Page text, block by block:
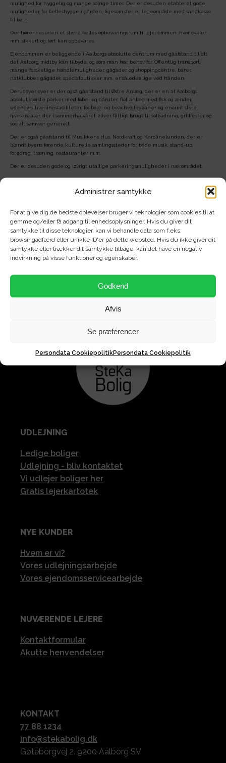
Administrer samtykke
For at give dig de bedste oplevelser bruger vi teknologier som cookies til at
gemme og/eller få adgang til enhedsoplysninger. Hvis du giver dit
samtykke til disse teknologier, kan vi behandle data som f.eks.
browsingadfærd eller unikke ID'er på dette websted. Hvis du ikke giver dit
samtykke eller trækker dit samtykke tilbage, kan det have en negativ
indvirkning på visse funktioner og egenskaber.
Godkend
Afvis
Se præferencer
Persondata CookiepolitikPersondata Cookiepolitik
mulighed for hyggelig og mange solrige timer. Der er desuden etableret gode
muligheder for fælleshygge i gården, ligesom der er legeområde med sandkasse
til børn.
Der hører desuden et større fælles opbevaringsrum til ejedommen, hvor cykler
mm. sikkert og tørt kan opbevares.
Ejendommen er beliggende i Aalborgs absolutte centrum med gåafstand til alt
det Aalborg midtby kan tilbyde, og som man har behov for. Offentlig transport,
mange forskellige handlemuligheder, gågader og shoppingcentre, barer,
natklubber, gågader, specialbutikker mm. er således lige ved hånden.
Derudover over er der også gåafstand til Østre Anlæg, der er en af Aalborgs
absolut største parker med løbe- og gåruter, flot anlæg med fisk og ænder,
udendørs træningsfaciliteter, fodbold- og beachvolleybaner og enormt store
græsarealer, der i sommerhalvåret bliver flittigt brugt til solbadning, grillfester og
socialt samvær generelt.
Der er også gåafstand til Musikkens Hus, Nordkraft og Karolinelunden, der er
blandt byens førende kulturelle samlingssteder for både musik, stand-up,
foredrag, træning, restauranter m.m.
Der er desuden gode og iøvrigt utallige parkeringsmuligheder i nærområdet.
Der er desværre ingen ledige boliger i denne
ejendom for nuværende.
Se vores øvrigeledige boligerellerkontakt osog få
personlig hjælp
UDLEJNING
Ledige boliger
Udlejning - bliv kontaktet
Vi udlejer boliger her
Gratis lejerkartotek
NYE KUNDER
Hvem er vi?
Vores udlejningsarbejde
Vores ejendomsservicearbejde
NUVÆRENDE LEJERE
Kontaktformular
Akutte henvendelser
KONTAKT
77 88 1234
info@stekabolig.dk
Gøteborgvej 2. 9200 Aalborg SV